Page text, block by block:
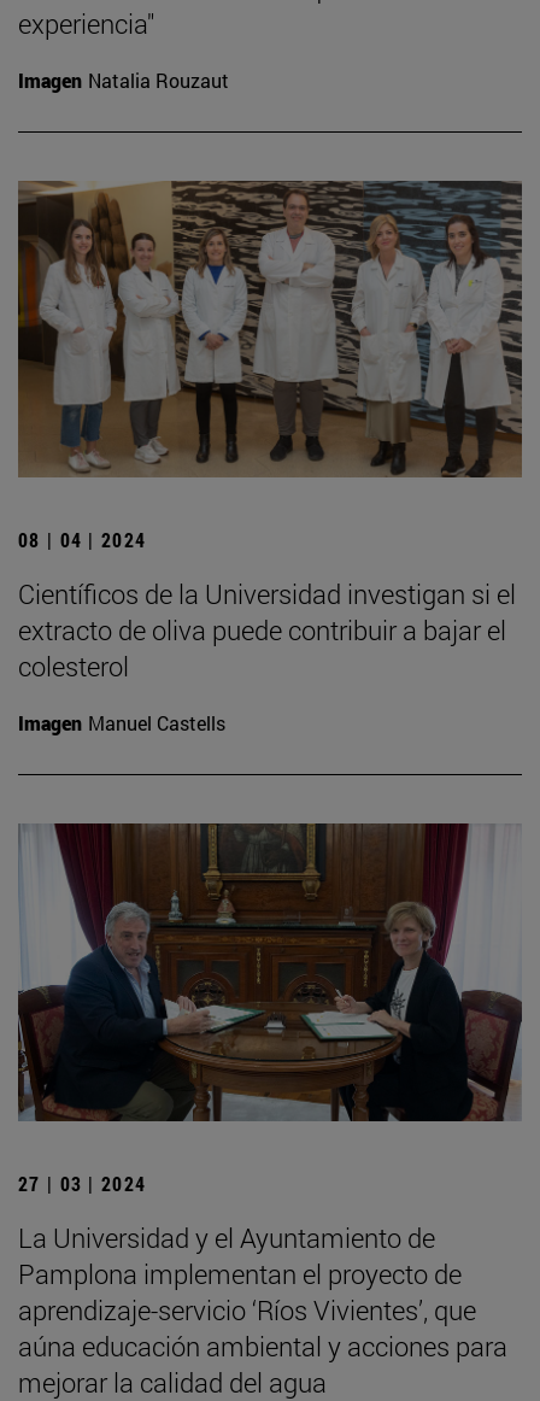
experiencia"
Imagen Natalia Rouzaut
08 | 04 | 2024
Científicos de la Universidad investigan si el
extracto de oliva puede contribuir a bajar el
colesterol
Imagen Manuel Castells
27 | 03 | 2024
La Universidad y el Ayuntamiento de
Pamplona implementan el proyecto de
aprendizaje-servicio ‘Ríos Vivientes’, que
aúna educación ambiental y acciones para
mejorar la calidad del agua